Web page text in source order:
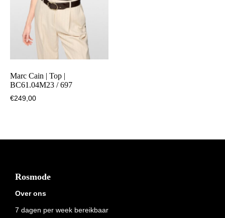
Marc Cain | Top |
BC61.04M23 / 697
€249,00
Footer
Rosmode
Over ons
7 dagen per week bereikbaar